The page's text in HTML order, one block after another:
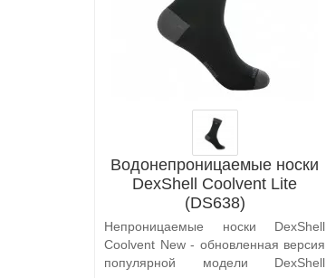
Водонепроницаемые носки
DexShell Coolvent Lite
(DS638)
Непроницаемые носки DexShell
Coolvent New - обновленная версия
популярной модели DexShell